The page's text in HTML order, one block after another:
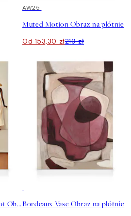
30%*
AW25
Muted Motion Obraz na płótnie
Od 153,30 zł219 zł
Maxime Rokus - Spying No1 Obraz na płótnieBordeaux Vase Obraz na płótnie